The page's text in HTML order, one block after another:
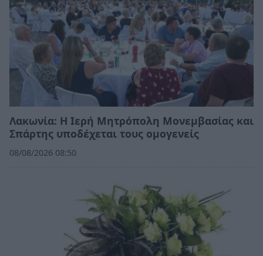
Λακωνία: Η Ιερή Μητρόπολη Μονεμβασίας και
Σπάρτης υποδέχεται τους ομογενείς
08/08/2026 08:50